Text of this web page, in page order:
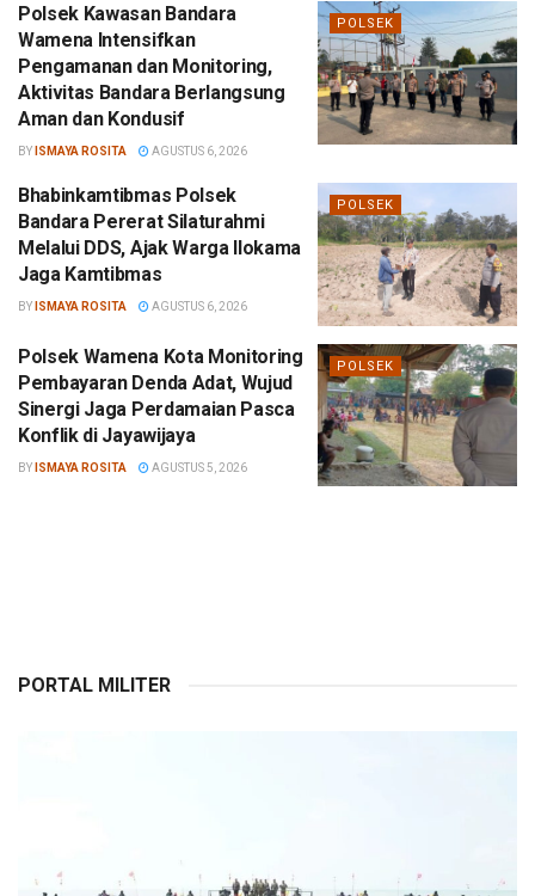
POLSEK
Polsek Kawasan Bandara
Wamena Intensifkan
Pengamanan dan Monitoring,
Aktivitas Bandara Berlangsung
Aman dan Kondusif
BY ISMAYA ROSITA AGUSTUS 6, 2026
POLSEK
Bhabinkamtibmas Polsek
Bandara Pererat Silaturahmi
Melalui DDS, Ajak Warga Ilokama
Jaga Kamtibmas
BY ISMAYA ROSITA AGUSTUS 6, 2026
POLSEK
Polsek Wamena Kota Monitoring
Pembayaran Denda Adat, Wujud
Sinergi Jaga Perdamaian Pasca
Konflik di Jayawijaya
BY ISMAYA ROSITA AGUSTUS 5, 2026
PORTAL MILITER